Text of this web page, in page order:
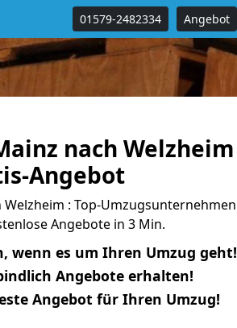
01579-2482334 Angebot
nach Welzheim
Angebot
: Top-Umzugsunternehmen
Angebote in 3 Min.
wenn es um Ihren Umzug geht!
Angebote erhalten!
Angebot für Ihren Umzug!